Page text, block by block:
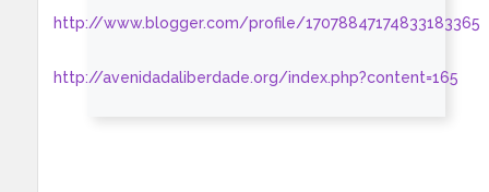
http://www.blogger.com/profile/17078847174833183365
http://avenidadaliberdade.org/index.php?content=165